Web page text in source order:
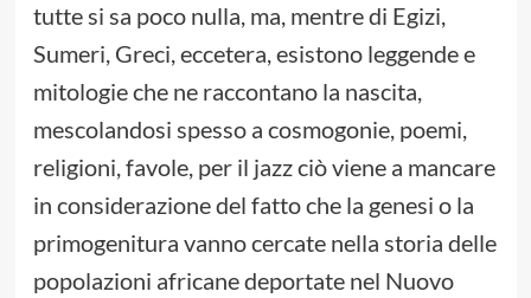
tutte si sa poco nulla, ma, mentre di Egizi,
Sumeri, Greci, eccetera, esistono leggende e
mitologie che ne raccontano la nascita,
mescolandosi spesso a cosmogonie, poemi,
religioni, favole, per il jazz ciò viene a mancare
in considerazione del fatto che la genesi o la
primogenitura vanno cercate nella storia delle
popolazioni africane deportate nel Nuovo